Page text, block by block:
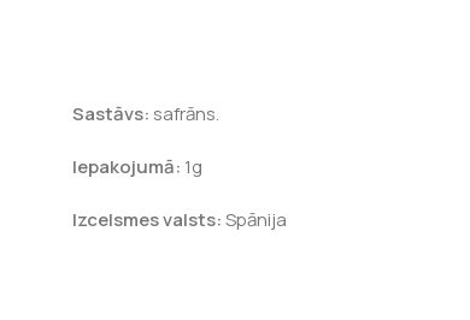
Sastāvs: safrāns.
Iepakojumā: 1g
Izcelsmes valsts:Spānija